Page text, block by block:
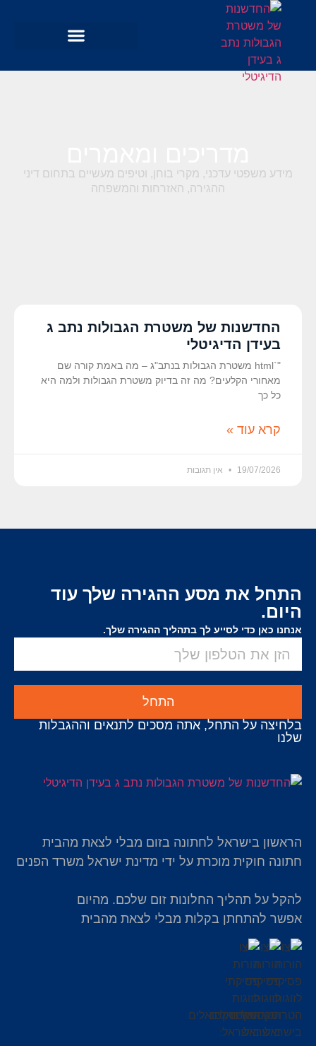
מידע משפטי עדכני, מקרי בוחן, וטיפים מעשיים בתחום דיני
ההגירה, האזרחות והמשפחה
החדשנות של משטרת הגבולות נתב ג
בעידן הדיגיטלי
"`html משטרת הגבולות בנתב"ג – מה באמת קורה שם
מאחורי הקלעים? מה זה בדיוק משטרת הגבולות ולמה היא
כל כך
קרא עוד »
19/07/2026 אין תגובות
התחל את מסע ההגירה שלך עוד
היום.
אנחנו כאן כדי לסייע לך בתהליך ההגירה שלך.
התחל
בלחיצה על התחל, אתה מסכים לתנאים וההגבלות
שלנו
הראשון בישראל לחתונה בזום מבלי לצאת מהבית
חתונה חוקית מוכרת על ידי מדינת ישראל משרד הפנים
להקל על תהליך החלונות זום שלכם. מהיום
אפשר להתחתן בקלות מבלי לצאת מהבית